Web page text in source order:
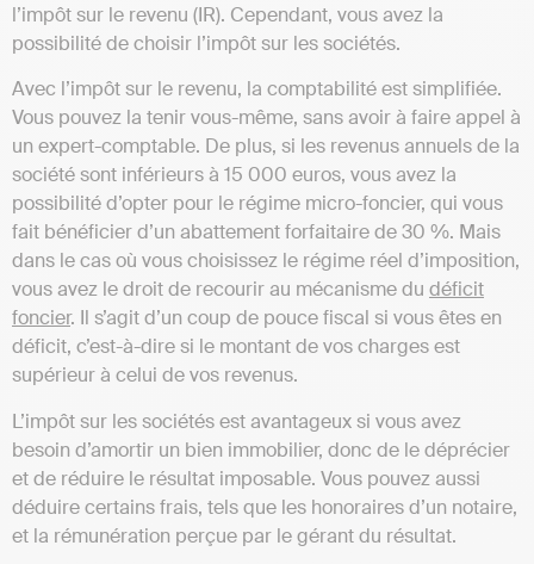
l’impôt sur le revenu (IR). Cependant, vous avez la
possibilité de choisir l’impôt sur les sociétés.
Avec l’impôt sur le revenu, la comptabilité est simplifiée.
Vous pouvez la tenir vous-même, sans avoir à faire appel à
un expert-comptable. De plus, si les revenus annuels de la
société sont inférieurs à 15 000 euros, vous avez la
possibilité d’opter pour le régime micro-foncier, qui vous
fait bénéficier d’un abattement forfaitaire de 30 %. Mais
dans le cas où vous choisissez le régime réel d’imposition,
vous avez le droit de recourir au mécanisme du déficit
foncier. Il s’agit d’un coup de pouce fiscal si vous êtes en
déficit, c’est-à-dire si le montant de vos charges est
supérieur à celui de vos revenus.
L’impôt sur les sociétés est avantageux si vous avez
besoin d’amortir un bien immobilier, donc de le déprécier
et de réduire le résultat imposable. Vous pouvez aussi
déduire certains frais, tels que les honoraires d’un notaire,
et la rémunération perçue par le gérant du résultat.